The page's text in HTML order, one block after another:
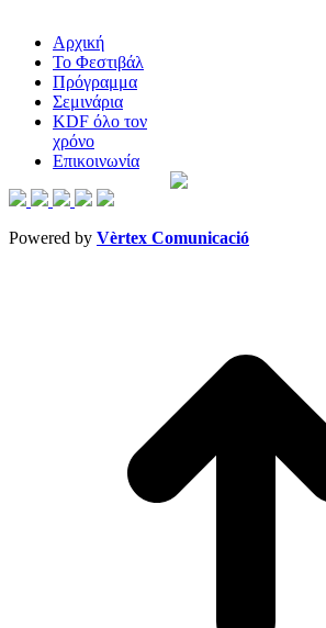
Αρχική
Το Φεστιβάλ
Πρόγραμμα
Σεμινάρια
KDF όλο τον
χρόνο
Επικοινωνία
Powered by Vèrtex Comunicació